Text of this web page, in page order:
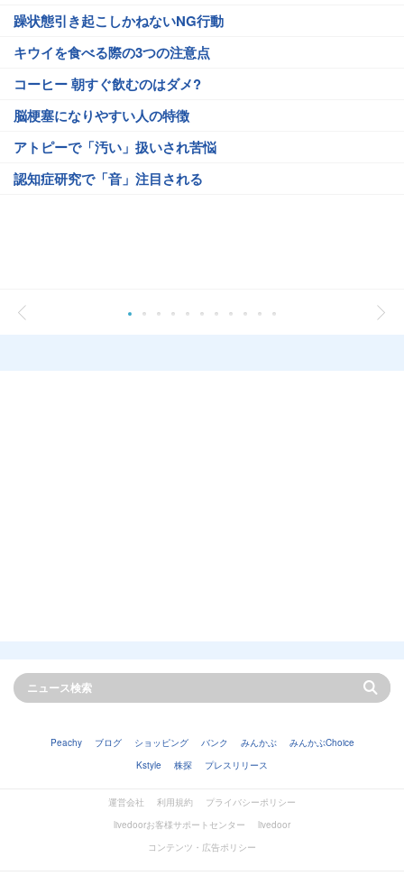
躁状態引き起こしかねないNG行動
キウイを食べる際の3つの注意点
コーヒー 朝すぐ飲むのはダメ?
脳梗塞になりやすい人の特徴
アトピーで「汚い」扱いされ苦悩
認知症研究で「音」注目される
Peachy ブログ ショッピング バンク みんかぶ
みんかぶChoice
Kstyle
株探 プレスリリース
運営会社 利用規約
プライバシーポリシー
livedoorお客様サポートセンター
livedoor
コンテンツ・広告ポリシー